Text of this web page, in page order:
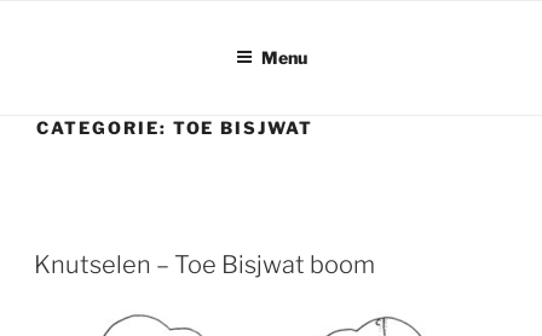
Menu
CATEGORIE: TOE BISJWAT
Knutselen – Toe Bisjwat boom